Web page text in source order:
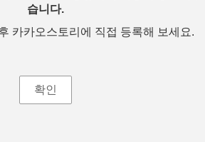
습니다.
카카오스토리에 직접 등록해 보세요.
확인